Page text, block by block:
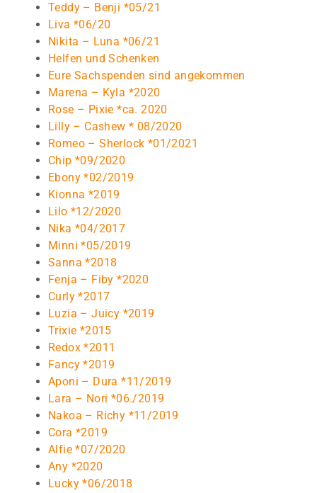
Teddy – Benji *05/21
Liva *06/20
Nikita – Luna *06/21
Helfen und Schenken
Eure Sachspenden sind angekommen
Marena – Kyla *2020
Rose – Pixie *ca. 2020
Lilly – Cashew * 08/2020
Romeo – Sherlock *01/2021
Chip *09/2020
Ebony *02/2019
Kionna *2019
Lilo *12/2020
Nika *04/2017
Minni *05/2019
Sanna *2018
Fenja – Fiby *2020
Curly *2017
Luzia – Juicy *2019
Trixie *2015
Redox *2011
Fancy *2019
Aponi – Dura *11/2019
Lara – Nori *06./2019
Nakoa – Richy *11/2019
Cora *2019
Alfie *07/2020
Any *2020
Lucky *06/2018